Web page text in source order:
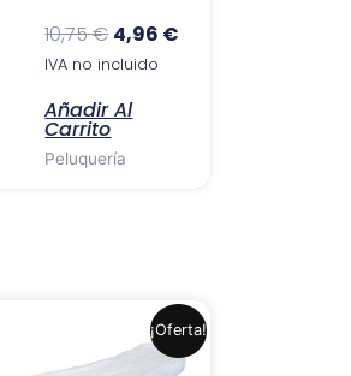
10,75€4,96 €
IVA no incluido
Añadir Al
Carrito
Peluquería
¡Oferta!
original
precio
actual